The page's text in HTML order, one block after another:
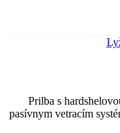
Prilba s
pasívnym vetracím